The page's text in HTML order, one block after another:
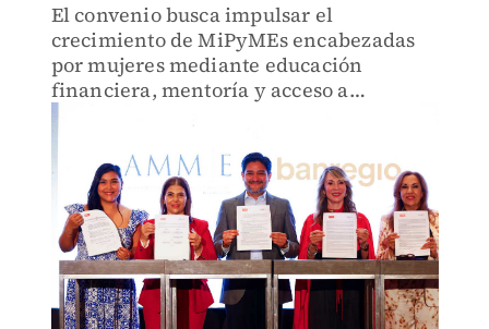
El convenio busca impulsar el
crecimiento de MiPyMEs encabezadas
por mujeres mediante educación
financiera, mentoría y acceso a